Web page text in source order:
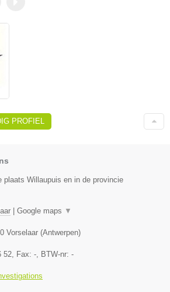
PROFIEL
plaats Willaupuis en in de provincie
Google maps ▼
Vorselaar (Antwerpen)
52 , Fax: - , BTW-nr: -